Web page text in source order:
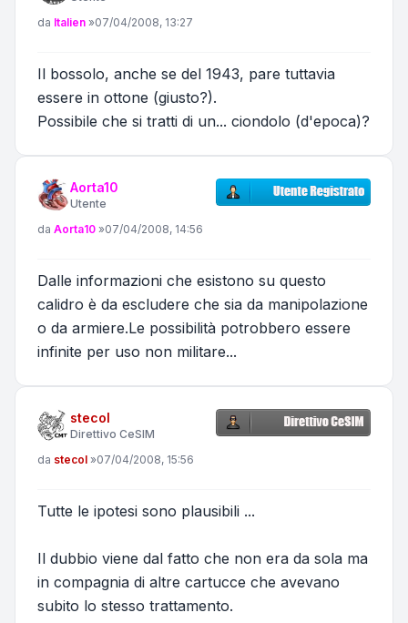
Messaggio
da Italien »07/04/2008, 13:27
Il bossolo, anche se del 1943, pare tuttavia
essere in ottone (giusto?).
Possibile che si tratti di un... ciondolo (d'epoca)?
Aorta10
Utente
Messaggio
da Aorta10 »07/04/2008, 14:56
Dalle informazioni che esistono su questo
calidro è da escludere che sia da manipolazione
o da armiere.Le possibilità potrobbero essere
infinite per uso non militare...
stecol
Direttivo CeSIM
Messaggio
da stecol »07/04/2008, 15:56
Tutte le ipotesi sono plausibili ...
Il dubbio viene dal fatto che non era da sola ma
in compagnia di altre cartucce che avevano
subito lo stesso trattamento.